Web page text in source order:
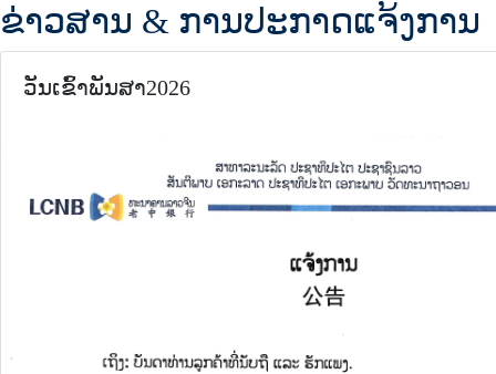
ຂ່າວສານ & ການປະກາດແຈ້ງການ
ວັນເຂົ້າພັນສາ2026